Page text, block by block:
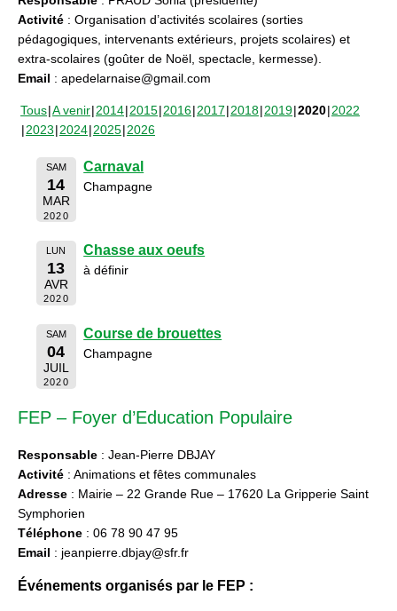
Activité : Organisation d’activités scolaires (sorties
pédagogiques, intervenants extérieurs, projets scolaires) et
extra-scolaires (goûter de Noël, spectacle, kermesse).
Email : apedelarnaise@gmail.com
Tous A venir 2014 2015 2016 2017 2018 2019 2020 2022
2023 2024 2025 2026
SAM
14
MAR
2020
Carnaval
Champagne
LUN
13
AVR
2020
Chasse aux oeufs
à définir
SAM
04
JUIL
2020
Course de brouettes
Champagne
FEP – Foyer d’Education Populaire
Responsable : Jean-Pierre DBJAY
Activité : Animations et fêtes communales
Adresse : Mairie – 22 Grande Rue – 17620 La Gripperie Saint
Symphorien
Téléphone : 06 78 90 47 95
Email : jeanpierre.dbjay@sfr.fr
Événements organisés par le FEP :